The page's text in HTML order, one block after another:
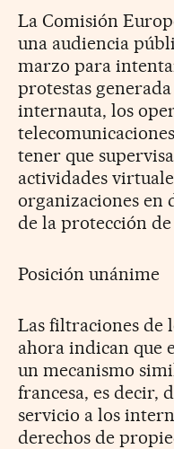
La Comisión
una audiencia
marzo para
protestas
internauta, los
tener que
actividades
organizaciones en
de la protección de
Posición unánime
Las filtraciones de
ahora indican que
un mecanismo
francesa, es decir,
servicio a los
derechos de